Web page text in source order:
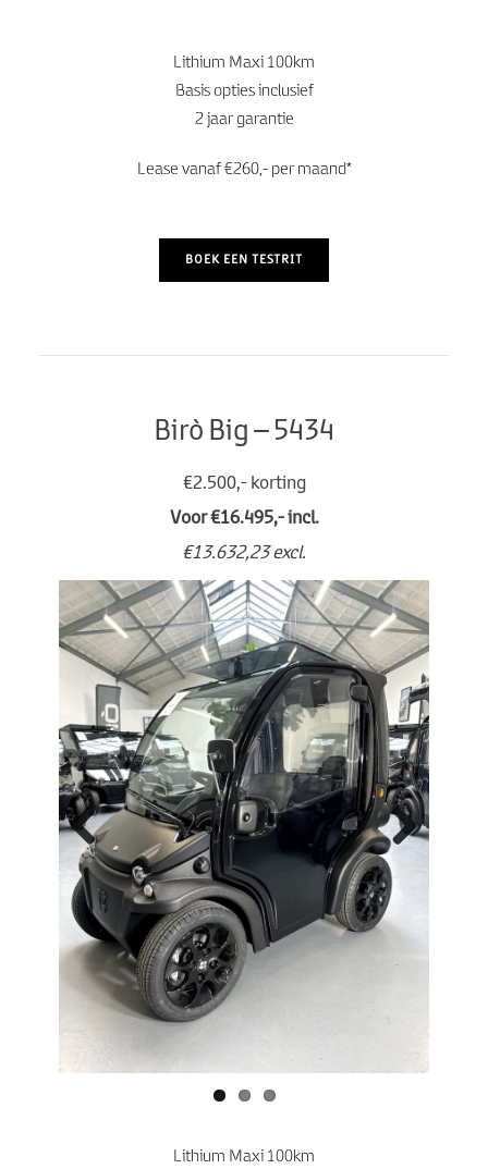
Lithium Maxi 100km
Basis opties inclusief
2 jaar garantie
Lease vanaf €260,- per maand*
BOEK EEN TESTRIT
Birò Big – 5434
€2.500,- korting
Voor €16.495,- incl.
€13.632,23 excl.
Previo
us
Next
Lithium Maxi 100km